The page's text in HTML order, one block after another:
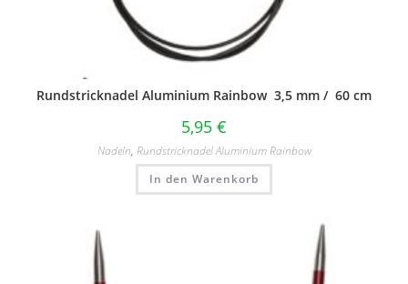
Rundstricknadel Aluminium Rainbow 3,5 mm / 60 cm
5,95 €
Nadeln, Rundstricknadel Aluminium Rainbow
In den Warenkorb